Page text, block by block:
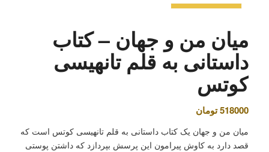
میان من و جهان – کتاب
داستانی به قلم تانهیسی
کوتس
518000تومان
میان من و جهان یک کتاب داستانی به قلم تانهیسی کوتس است که
قصد دارد به کاوش پیرامون این پرسش بپردازد که داشتن پوستی